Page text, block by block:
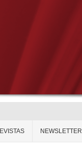
NEWSLETTER